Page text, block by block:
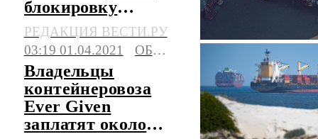
блокировку
Суэцкого канала
РЕДАКЦИЯ ВЕСТИ.РУ
03:19 01.04.2021
ОБЩЕСТВО
Владельцы
контейнеровоза
Ever Given
заплатят около